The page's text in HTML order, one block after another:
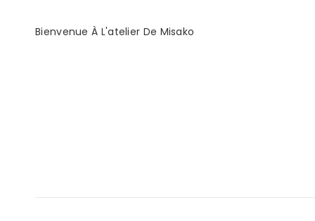
Bienvenue À L'atelier De Misako